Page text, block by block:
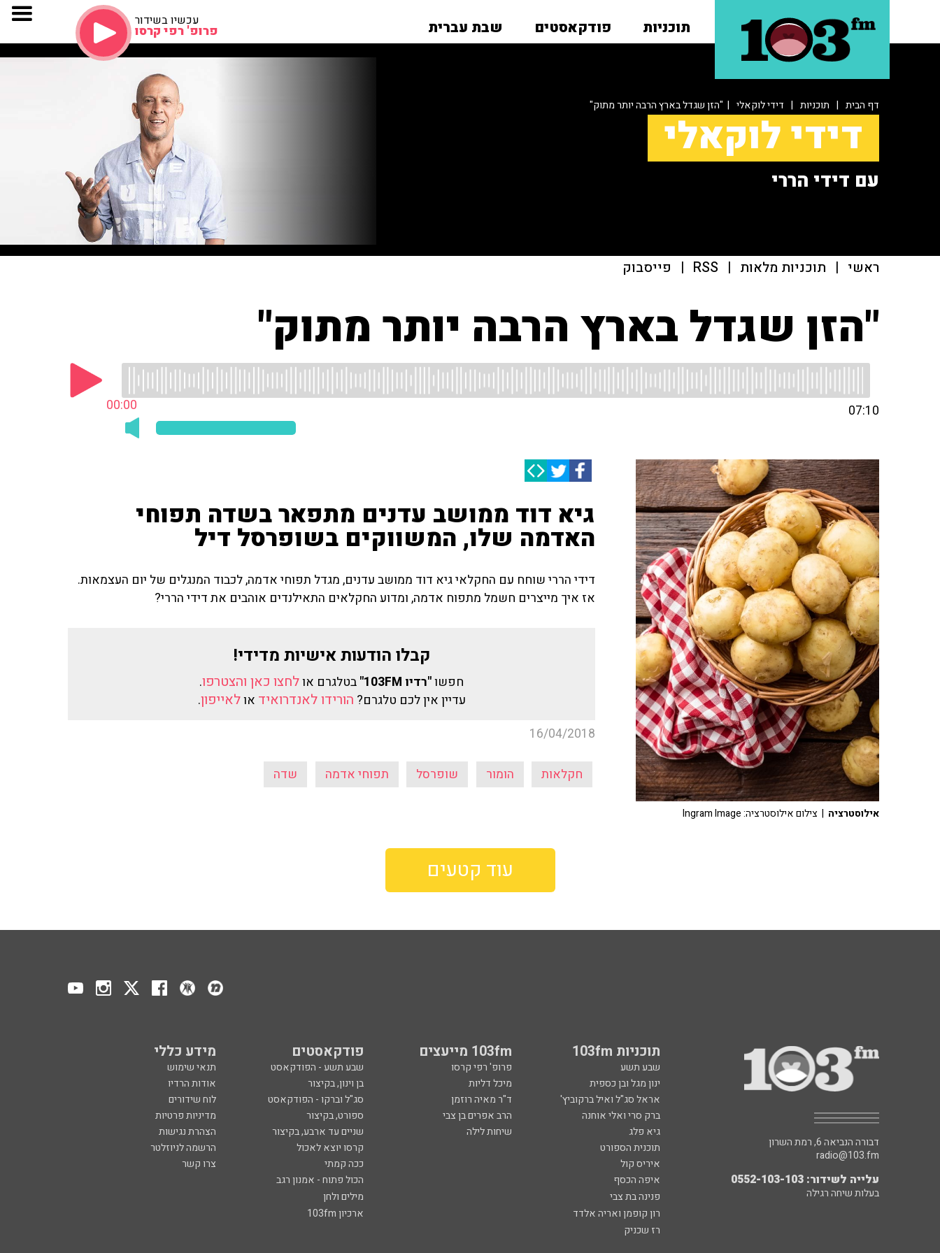
תוכניות פודקאסטים שבת עברית עכשיו בשידור
פרופ' רפי קרסו
דף הבית | תוכניות | דידי לוקאלי | "הזן שגדל בארץ הרבה יותר מתוק"
דידי לוקאלי
עם דידי הררי
ראשי | תוכניות מלאות |
RSS
| פייסבוק
"הזן שגדל בארץ הרבה יותר מתוק"
00:00 07:10
גיא דוד ממושב עדנים מתפאר בשדה תפוחי
האדמה שלו, המשווקים בשופרסל דיל
דידי הררי שוחח עם החקלאי גיא דוד ממושב עדנים, מגדל תפוחי אדמה, לכבוד המנגלים של יום העצמאות.
אז איך מייצרים חשמל מתפוח אדמה, ומדוע החקלאים התאילנדים אוהבים את דידי הררי?
קבלו הודעות אישיות מדידי!
חפשו"רדיו 103FM" בטלגרם אולחצו כאן והצטרפו.
עדיין אין לכם טלגרם? הורידו לאנדרואיד אולאייפון.
16/04/2018
חקלאות הומור שופרסל תפוחי אדמה שדה
אילוסטרציה | צילום אילוסטרציה: Ingram Image
עוד קטעים
תוכניות 103fm 103fm מייעצים פודקאסטים מידע כללי
שבע תשע פרופ' רפי קרסו שבע תשע - הפודקאסט
תנאי שימוש
ינון מגל ובן כספית
מיכל דליות בן וינון, בקיצור
אודות הרדיו
אראל סג"ל ואיל ברקוביץ'
ד"ר מאיה רוזמן סג"ל וברקו - הפודקאסט
לוח שידורים
ברק סרי ואלי אוחנה
הרב אפרים בן צבי ספורט, בקיצור
מדיניות פרטיות
גיא פלג
שיחות לילה שניים עד ארבע, בקיצור
הצהרת נגישות
תוכנית הספורט
קרסו יוצא לאכול
הרשמה לניוזלטר
איריס קול
ככה קמתי
צרו קשר
איפה הכסף
הכול פתוח - אמנון רגב
פנינה בת צבי
מילים ולחן
רון קופמן ואריה אלדד
ארכיון 103fm
רז שכניק
דבורה הנביאה 6, רמת השרון
radio@103.fm
עלייה לשידור: 0552-103-103
בעלות שיחה רגילה